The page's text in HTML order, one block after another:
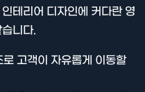
테리어 디자인에 커다란 영
니다.
고객이 자유롭게 이동할